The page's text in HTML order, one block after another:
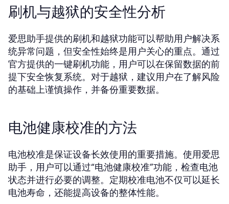
刷机与越狱的安全性分析
爱思助手提供的刷机和越狱功能可以帮助用户解决系
统异常问题，但安全性始终是用户关心的重点。通过
官方提供的一键刷机功能，用户可以在保留数据的前
提下安全恢复系统。对于越狱，建议用户在了解风险
的基础上谨慎操作，并备份重要数据。
电池健康校准的方法
电池校准是保证设备长效使用的重要措施。使用爱思
助手，用户可以通过“电池健康校准”功能，检查电池
状态并进行必要的调整。定期校准电池不仅可以延长
电池寿命，还能提高设备的整体性能。